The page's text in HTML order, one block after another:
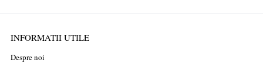
INFORMATII UTILE
Despre noi